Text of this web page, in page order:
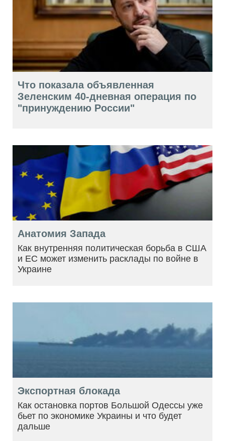
Что показала объявленная
Зеленским 40-дневная операция по
"принуждению России"
Анатомия Запада
Как внутренняя политическая борьба в США
и ЕС может изменить расклады по войне в
Украине
Экспортная блокада
Как остановка портов Большой Одессы уже
бьет по экономике Украины и что будет
дальше